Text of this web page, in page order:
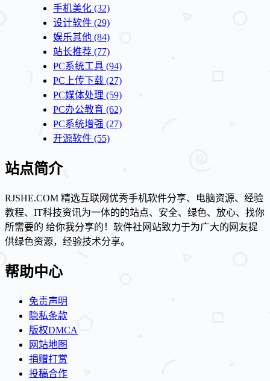
手机美化 (32)
设计软件 (29)
娱乐其他 (84)
站长推荐 (77)
PC系统工具 (94)
PC上传下载 (27)
PC媒体处理 (59)
PC办公教育 (62)
PC系统增强 (27)
开源软件 (55)
站点简介
RJSHE.COM 精选互联网优秀手机软件分享、电脑资源、经验
教程、IT科技资讯为一体的的站点、安全、绿色、放心、找你
所需要的 给你我分享的！软件社网站致力于为广大的网友提
供绿色资源，经验技术分享。
帮助中心
免责声明
隐私条款
版权DMCA
网站地图
捐赠打赏
投稿合作